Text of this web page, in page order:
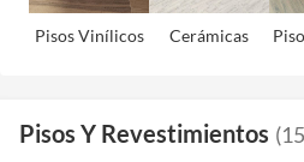
Pisos Viní­licos Cerámicas
Pisos Y Revestimientos (